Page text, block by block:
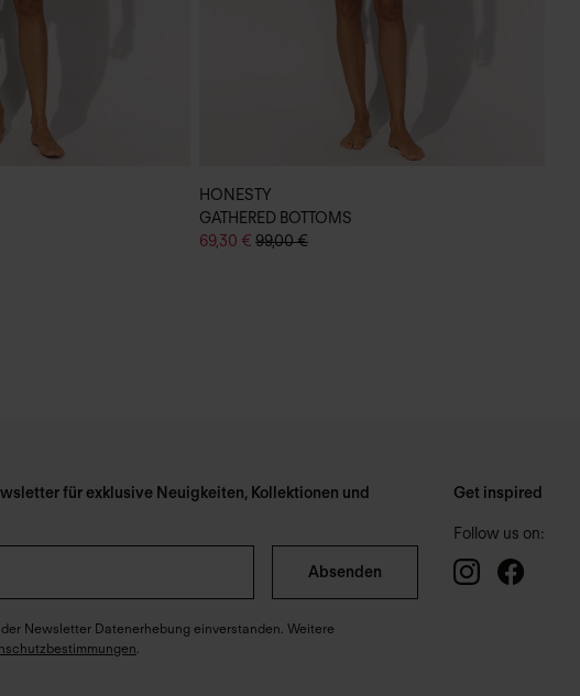
HONESTY
GATHERED BOTTOMS
69,30 € 99,00 €
für exklusive Neuigkeiten, Kollektionen und
Absenden
Newsletter Datenerhebung einverstanden. Weitere
.
Get inspired
Follow us on: